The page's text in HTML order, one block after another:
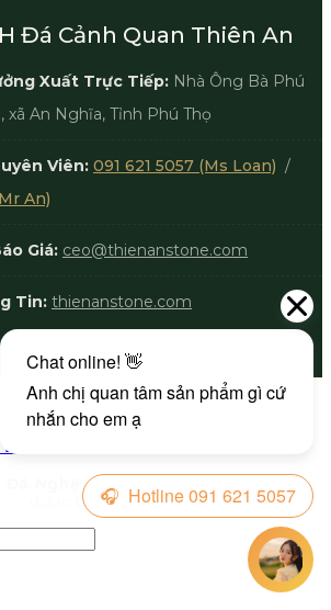
Đá Cảnh Quan Thiên An
Xuất Trực Tiếp: Nhà Ông Bà Phú
xã An Nghĩa, Tỉnh Phú Thọ
Viên: 091 621 5057 (Ms Loan) /
An)
Giá: ceo@thienanstone.com
Tin: thienanstone.com
HÀNG VÀ HOÀN TIỀN
VỆ DỮ LIỆU CÁ NHÂN
HÀNG
Đá Nghệ Thuật Thiên An
. Mọi quyền
được bảo lưu.